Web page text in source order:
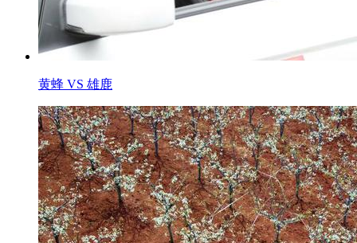
黄蜂 VS 雄鹿